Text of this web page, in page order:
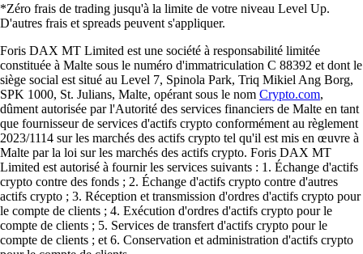
*Zéro frais de trading jusqu'à la limite de votre niveau Level Up.
D'autres frais et spreads peuvent s'appliquer.
Foris DAX MT Limited est une société à responsabilité limitée
constituée à Malte sous le numéro d'immatriculation C 88392 et dont le
siège social est situé au Level 7, Spinola Park, Triq Mikiel Ang Borg,
SPK 1000, St. Julians, Malte, opérant sous le nom Crypto.com,
dûment autorisée par l'Autorité des services financiers de Malte en tant
que fournisseur de services d'actifs crypto conformément au règlement
2023/1114 sur les marchés des actifs crypto tel qu'il est mis en œuvre à
Malte par la loi sur les marchés des actifs crypto. Foris DAX MT
Limited est autorisé à fournir les services suivants : 1. Échange d'actifs
crypto contre des fonds ; 2. Échange d'actifs crypto contre d'autres
actifs crypto ; 3. Réception et transmission d'ordres d'actifs crypto pour
le compte de clients ; 4. Exécution d'ordres d'actifs crypto pour le
compte de clients ; 5. Services de transfert d'actifs crypto pour le
compte de clients ; et 6. Conservation et administration d'actifs crypto